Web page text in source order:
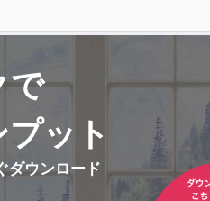
で
ット
ダウンロード